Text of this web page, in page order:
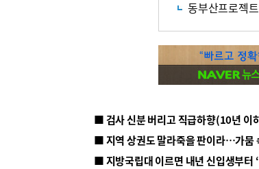
동부산프로젝
■ 지방국립대 이르면 내년 신입생부터